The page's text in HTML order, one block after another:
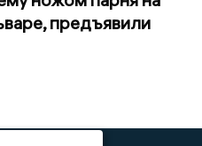
предъявили